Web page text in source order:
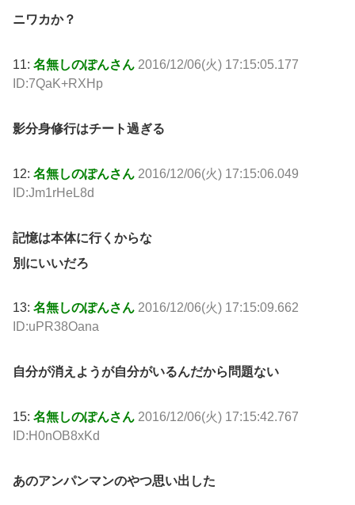
ニワカか？
11: 名無しのぽんさん 2016/12/06(火) 17:15:05.177
ID:7QaK+RXHp
影分身修行はチート過ぎる
12: 名無しのぽんさん 2016/12/06(火) 17:15:06.049
ID:Jm1rHeL8d
記憶は本体に行くからな
別にいいだろ
13: 名無しのぽんさん 2016/12/06(火) 17:15:09.662
ID:uPR38Oana
自分が消えようが自分がいるんだから問題ない
15: 名無しのぽんさん 2016/12/06(火) 17:15:42.767
ID:H0nOB8xKd
あのアンパンマンのやつ思い出した